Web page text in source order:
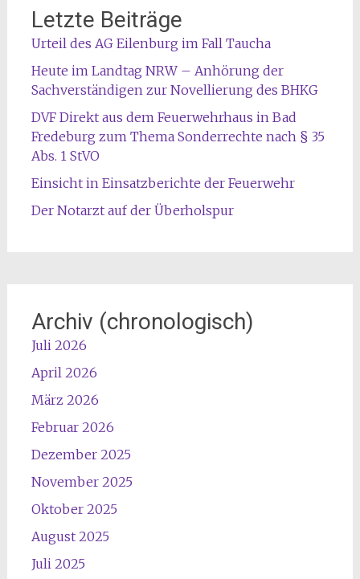
Letzte Beiträge
Urteil des AG Eilenburg im Fall Taucha
Heute im Landtag NRW – Anhörung der
Sachverständigen zur Novellierung des BHKG
DVF Direkt aus dem Feuerwehrhaus in Bad
Fredeburg zum Thema Sonderrechte nach § 35
Abs. 1 StVO
Einsicht in Einsatzberichte der Feuerwehr
Der Notarzt auf der Überholspur
Archiv (chronologisch)
Juli 2026
April 2026
März 2026
Februar 2026
Dezember 2025
November 2025
Oktober 2025
August 2025
Juli 2025